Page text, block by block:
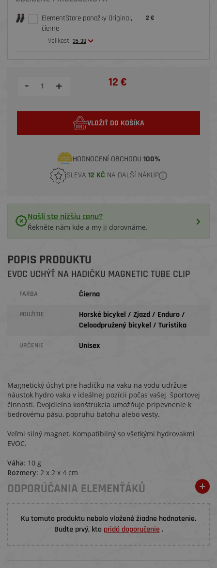
ElementStore ponožky Original,
čierne
Velikost: 35-38
2 €
- + 12 €
VLOŽIŤ DO KOŠÍKA
HODNOCENÍ OBCHODU 100%
SLEVA 12 KČ NA DALŠÍ NÁKUP
Našli ste nižšiu cenu?
Řekněte nám kde a my ji dorovnáme.
POPIS PRODUKTU
EVOC UCHÝŤ NA HADIČKU MAGNETIC TUBE CLIP
FARBA Čierna
POUŽITIE
Horské bicykel / Zjazd / Enduro /
Celoodpružený bicykel / Turistika
URČENIE Unisex
Magnetický úchyt pre hadičku na vaku na vodu udržuje
náustok hydro vaku v ideálnej pozícii počas vašej športovej
činnosti. Dvojdielna konštrukcia umožňuje pripevnenie k
bedrovému pásu, popruhu batohu alebo vesty.
Veľmi silný magnet. Kompatibilný so všetkými hydrovakmi
EVOC.
Váha: 10 g
Rozmery: 2 x 2 x 4 cm
ODPORÚČANIA ELEMENŤÁKŮ
Ku tomuto produktu nebolo vložené žiadne hodnotenie.
Budte prvý, kto pridá doporučenie .